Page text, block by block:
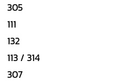
305
111
132
113 / 314
307